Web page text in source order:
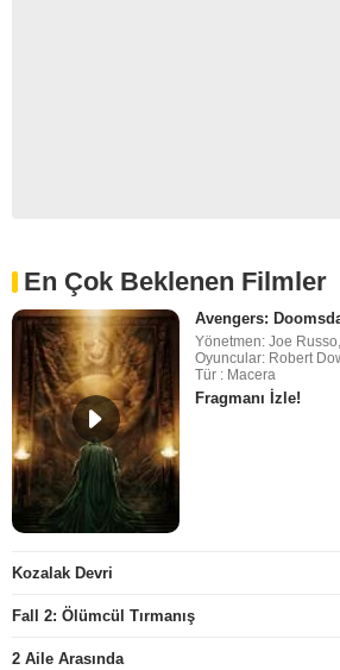
En Çok Beklenen Filmler
Avengers:
Yönetmen: Joe
Oyuncular: Robert
Tür : Macera
Fragmanı İzle!
Kozalak Devri
Fall 2: Ölümcül Tırmanış
2 Aile Arasında